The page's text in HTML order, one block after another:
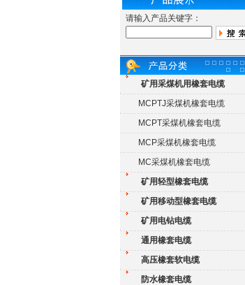
请输入产品关键字：
矿用采煤机用橡套电缆
MCPTJ采煤机橡套电缆
MCPT采煤机橡套电缆
MCP采煤机橡套电缆
MC采煤机橡套电缆
矿用轻型橡套电缆
矿用移动型橡套电缆
矿用电钻电缆
通用橡套电缆
高压橡套软电缆
防水橡套电缆